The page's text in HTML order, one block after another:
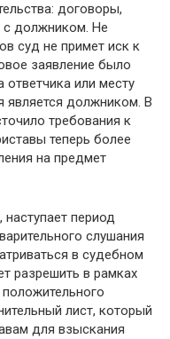
договоры,
с должником. Не
суд не примет иск к
заявление было
ответчика или месту
является должником. В
требования к
теперь более
на предмет
период
слушания
в судебном
разрешить в рамках
лист, который
для взыскания